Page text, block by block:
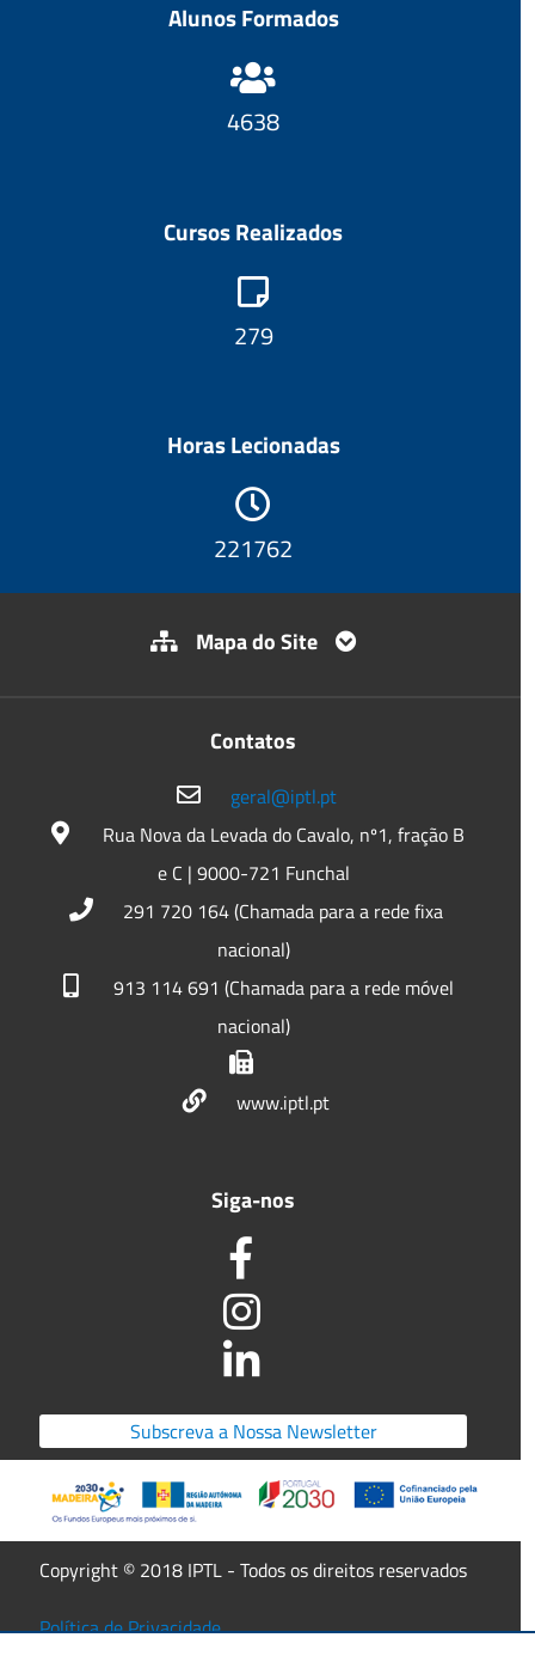
Alunos Formados
4993
Cursos Realizados
301
Horas Lecionadas
238777
Mapa do Site
Contatos
geral@iptl.pt
Rua Nova da Levada do Cavalo, nº1, fração B
e C | 9000-721 Funchal
291 720 164 (Chamada para a rede fixa
nacional)
913 114 691 (Chamada para a rede móvel
nacional)
www.iptl.pt
Siga-nos
Subscreva a Nossa Newsletter
Copyright © 2018 IPTL - Todos os direitos reservados
Política de Privacidade